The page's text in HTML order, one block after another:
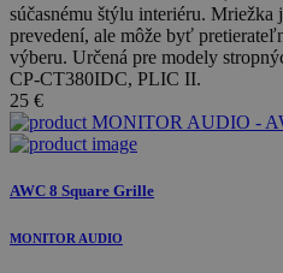
súčasnému štýlu interiéru.
prevedení, ale môže byť
výberu. Určená pre modely
CP-CT380IDC, PLIC II.
25 €
AWC 8 Square Grille
MONITOR AUDIO